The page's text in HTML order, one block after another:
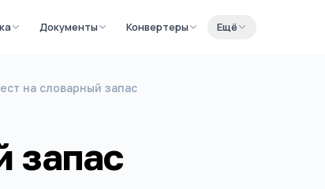
Документы Конвертеры Ещё
на словарный запас
запас